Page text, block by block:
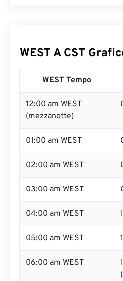
WEST A CST
WEST Tempo
12:00 am WEST
(mezzanotte)
01:00 am WEST
02:00 am WEST
03:00 am WEST
04:00 am WEST
05:00 am WEST
06:00 am WEST